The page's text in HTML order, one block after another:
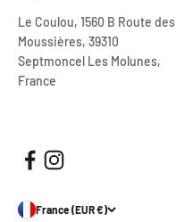
Le Coulou, 1560 B Route des
Moussières, 39310
Septmoncel Les Molunes,
France
France (EUR €)